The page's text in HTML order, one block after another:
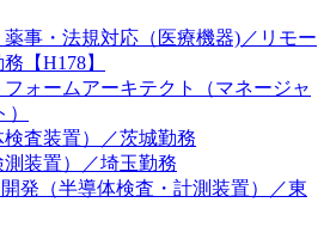
薬事・法規対応（医療機器)／リモー
【H178】
ォームアーキテクト（マネージャ
査装置）／茨城勤務
装置）／埼玉勤務
発（半導体検査・計測装置）／東